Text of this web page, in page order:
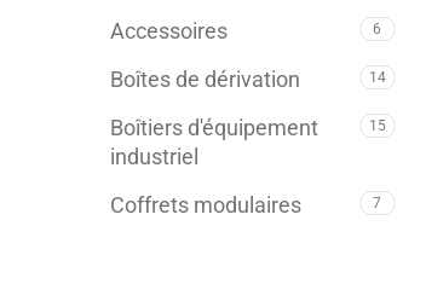
Accessoires 6
Boîtes de dérivation 14
Boîtiers d'équipement
industriel
15
Coffrets modulaires 7